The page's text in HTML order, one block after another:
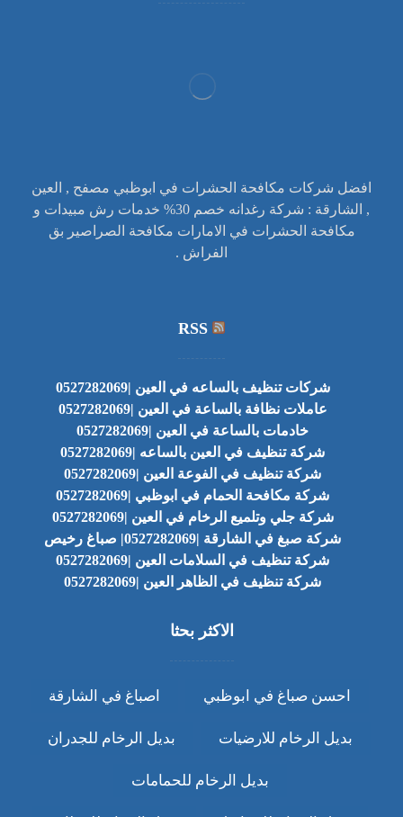
افضل شركات مكافحة الحشرات في ابوظبي مصفح , العين
, الشارقة : شركة رغدانه خصم 30% خدمات رش مبيدات و
مكافحة الحشرات في الامارات مكافحة الصراصير بق
الفراش .
RSS
شركات تنظيف بالساعه في العين |0527282069
عاملات نظافة بالساعة في العين |0527282069
خادمات بالساعة في العين |0527282069
شركة تنظيف في العين بالساعه |0527282069
شركة تنظيف في الفوعة العين |0527282069
شركة مكافحة الحمام في ابوظبي |0527282069
شركة جلي وتلميع الرخام في العين |0527282069
شركة صبغ في الشارقة |0527282069| صباغ رخيص
شركة تنظيف في السلامات العين |0527282069
شركة تنظيف في الظاهر العين |0527282069
الاكثر بحثا
احسن صباغ في ابوظبي اصباغ في الشارقة
بديل الرخام للارضيات بديل الرخام للجدران
بديل الرخام للحمامات